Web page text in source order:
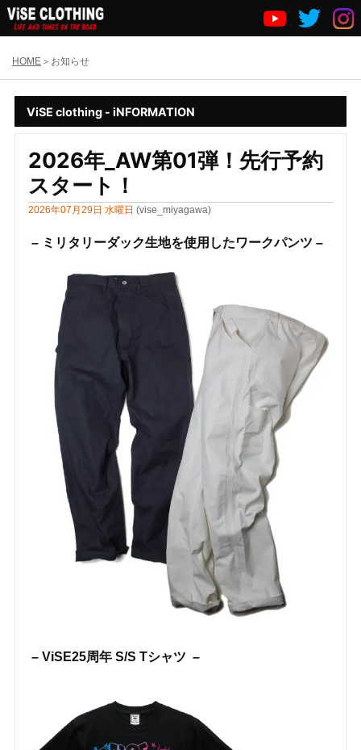
HOME お知らせ
ViSE clothing - iNFORMATION
2026年_AW第01弾！先行予約
スタート！
2026年07月29日 水曜日 (vise_miyagawa)
– ミリタリーダック生地を使用したワークパンツ –
– ViSE25周年 S/S Tシャツ –